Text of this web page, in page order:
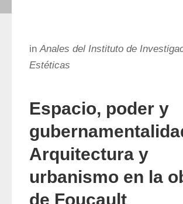
inAnales del Instituto de
Estéticas
Espacio, poder y
Arquitectura y
urbanismo en la
de Foucault